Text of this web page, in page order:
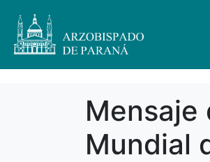
Mensaje
Mundial